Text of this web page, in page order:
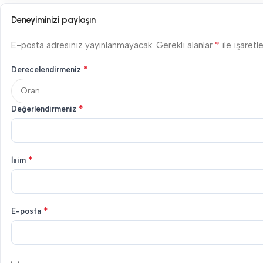
Deneyiminizi paylaşın
E-posta adresiniz yayınlanmayacak. Gerekli alanlar * ile
Derecelendirmeniz *
Değerlendirmeniz *
İsim *
E-posta *